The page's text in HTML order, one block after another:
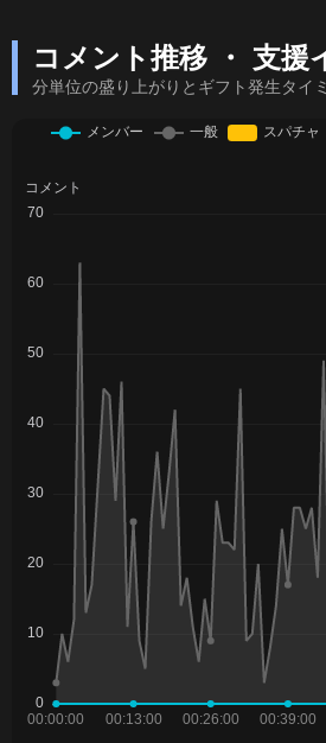
コメント推移 ・ 支援
分単位の盛り上がりとギフト発生タイ